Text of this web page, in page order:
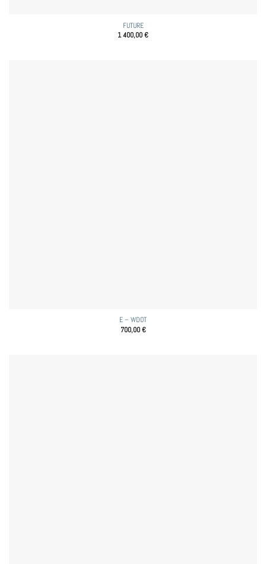
FUTURE
1 400,00€
E – WDOT
700,00€